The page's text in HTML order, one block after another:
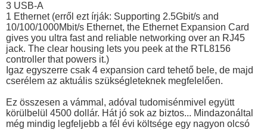
3 USB-A
1 Ethernet (erről ezt írják: Supporting 2.5Gbit/s and
10/100/1000Mbit/s Ethernet, the Ethernet Expansion Card
gives you ultra fast and reliable networking over an RJ45
jack. The clear housing lets you peek at the RTL8156
controller that powers it.)
Igaz egyszerre csak 4 expansion card tehető bele, de majd
cserélem az aktuális szükségleteknek megfelelően.
Ez összesen a vámmal, adóval tudomisénmivel együtt
körülbelül 4500 dollár. Hát jó sok az biztos... Mindazonáltal
még mindig legfeljebb a fél évi költsége egy nagyon olcsó